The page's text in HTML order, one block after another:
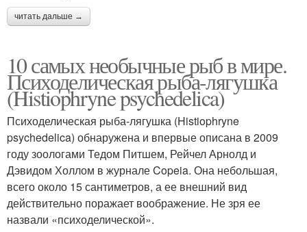
читать дальше →
10 самых необычные рыб в мире.
Психоделическая рыба-лягушка
(Histiophryne psychedelica)
Психоделическая рыба-лягушка (Histiophryne
psychedelica) обнаружена и впервые описана в 2009
году зоологами Тедом Питшем, Рейчел Арнолд и
Дэвидом Холлом в журнале Copeia. Она небольшая,
всего около 15 сантиметров, а ее внешний вид
действительно поражает воображение. Не зря ее
назвали «психоделической».